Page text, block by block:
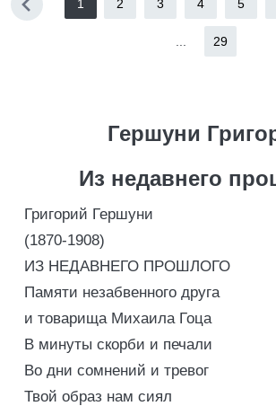
1 2 3 4 5
29
Гершуни
Из недавнего
Григорий Гершуни
(1870-1908)
ИЗ НЕДАВНЕГО ПРОШЛОГО
Памяти незабвенного друга
и товарища Михаила Гоца
В минуты скорби и печали
Во дни сомнений и тревог
Твой образ нам сиял